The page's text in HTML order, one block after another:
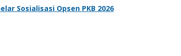
Sosialisasi Opsen PKB 2026